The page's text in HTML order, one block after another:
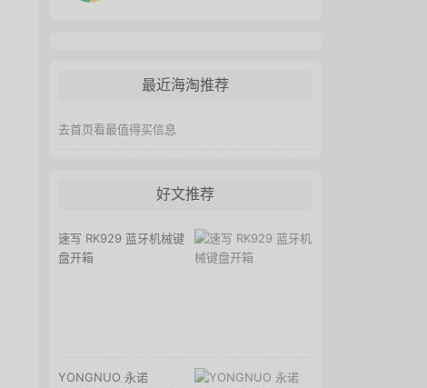
最近海淘推荐
去首页看最值得买信息
好文推荐
速写 RK929 蓝牙机械键
盘开箱
YONGNUO 永诺